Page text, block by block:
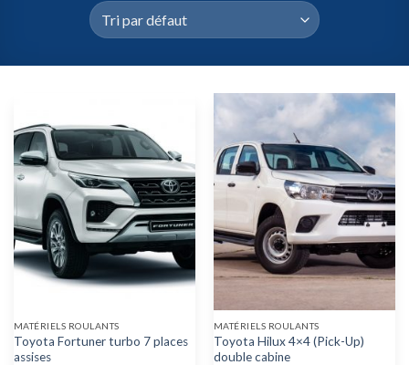
MATÉRIELS ROULANTS
Toyota Fortuner turbo 7 places
assises
MATÉRIELS ROULANTS
Toyota Hilux 4×4 (Pick-Up)
double cabine